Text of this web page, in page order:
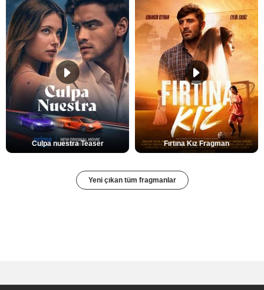
Culpa nuestra Teaser Fırtına Kız Fragman
Yeni çıkan tüm fragmanlar